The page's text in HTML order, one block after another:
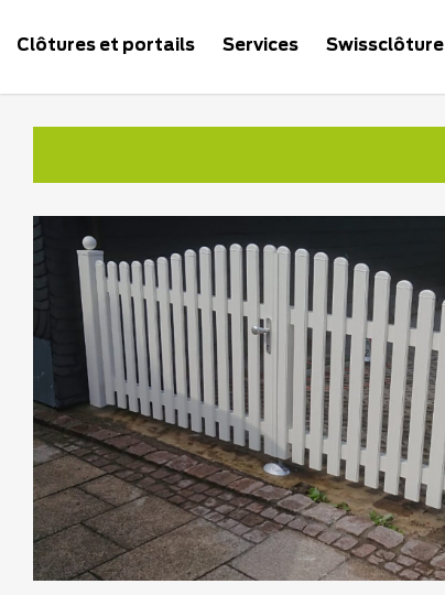
Clôtures et portails Services Swissclôture